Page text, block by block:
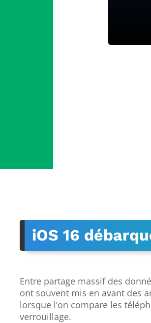
iOS 16
Entre partage massif des
ont souvent mis en avant des
lorsque l’on compare les
verrouillage.